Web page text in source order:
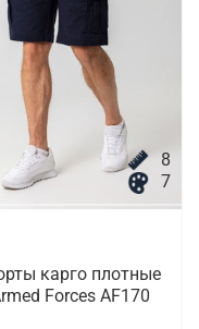
8
7
карго плотные
Forces AF170